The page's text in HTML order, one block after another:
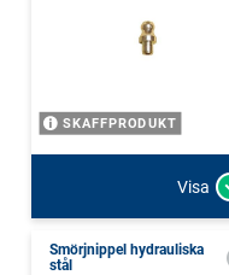
SKAFFPRODUKT
Visa
Smörjnippel hydrauliska
stål